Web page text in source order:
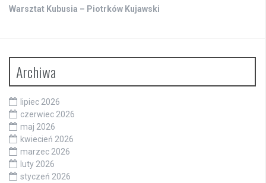
Warsztat Kubusia – Piotrków Kujawski
Archiwa
lipiec 2026
czerwiec 2026
maj 2026
kwiecień 2026
marzec 2026
luty 2026
styczeń 2026